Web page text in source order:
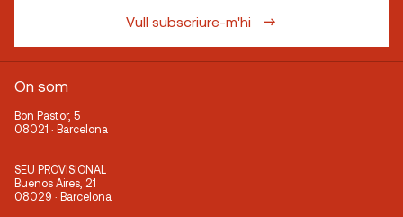
Vull subscriure-m'hi
On som
Bon Pastor, 5
08021 · Barcelona
SEU PROVISIONAL
Buenos Aires, 21
08029 · Barcelona